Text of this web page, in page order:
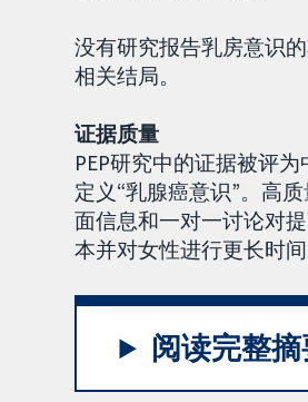
没有研究报告乳房意识
相关结局。
证据质量
PEP研究中的证据被评
定义“乳腺癌意识”。高
面信息和一对一讨论对
本并对女性进行更长时间
阅读完整